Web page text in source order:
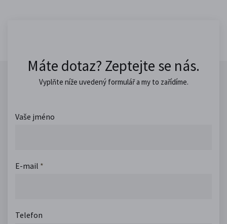
Máte dotaz? Zeptejte se nás.
Vyplňte níže uvedený formulář a my to zařídíme.
Vaše jméno
E-mail *
Telefon